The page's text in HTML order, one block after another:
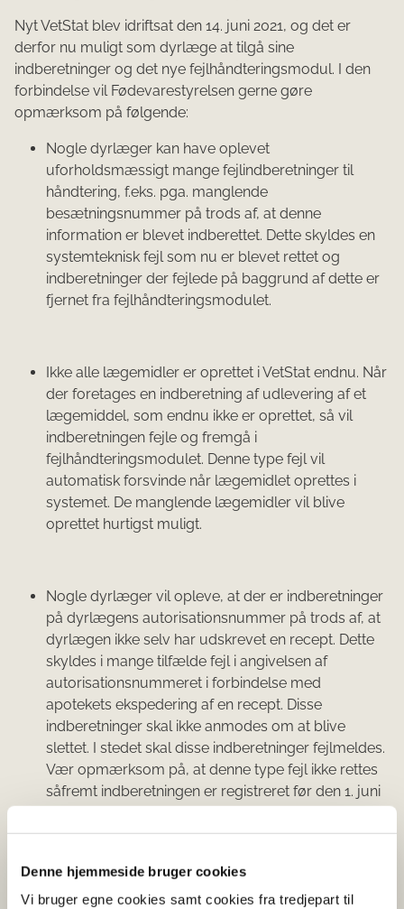
Denne hjemmeside bruger cookies
Vi bruger egne cookies samt cookies fra tredjepart til
Nyt VetStat blev idriftsat den 14. juni 2021, og det er
derfor nu muligt som dyrlæge at tilgå sine
indberetninger og det nye fejlhåndteringsmodul. I den
forbindelse vil Fødevarestyrelsen gerne gøre
opmærksom på følgende:
Nogle dyrlæger kan have oplevet
uforholdsmæssigt mange fejlindberetninger til
håndtering, f.eks. pga. manglende
besætningsnummer på trods af, at denne
information er blevet indberettet. Dette skyldes en
systemteknisk fejl som nu er blevet rettet og
indberetninger der fejlede på baggrund af dette er
fjernet fra fejlhåndteringsmodulet.
Ikke alle lægemidler er oprettet i VetStat endnu. Når
der foretages en indberetning af udlevering af et
lægemiddel, som endnu ikke er oprettet, så vil
indberetningen fejle og fremgå i
fejlhåndteringsmodulet. Denne type fejl vil
automatisk forsvinde når lægemidlet oprettes i
systemet. De manglende lægemidler vil blive
oprettet hurtigst muligt.
Nogle dyrlæger vil opleve, at der er indberetninger
på dyrlægens autorisationsnummer på trods af, at
dyrlægen ikke selv har udskrevet en recept. Dette
skyldes i mange tilfælde fejl i angivelsen af
autorisationsnummeret i forbindelse med
apotekets ekspedering af en recept. Disse
indberetninger skal ikke anmodes om at blive
slettet. I stedet skal disse indberetninger fejlmeldes.
Vær opmærksom på, at denne type fejl ikke rettes
såfremt indberetningen er registreret før den 1. juni
denne type fejl på medicinudleveringer fra og med